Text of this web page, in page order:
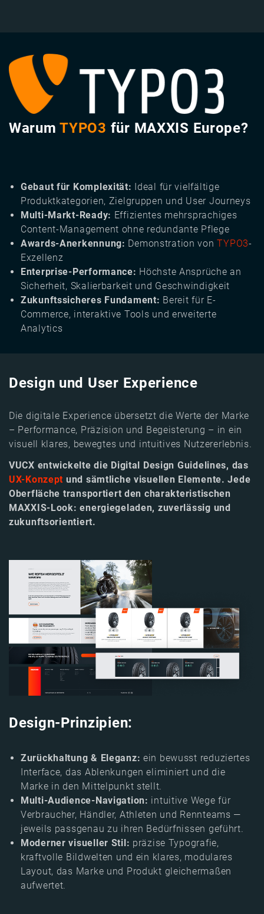
Image
WarumTYPO3 für MAXXIS Europe?
Gebaut für Komplexität: Ideal für vielfältige
Produktkategorien, Zielgruppen und User Journeys
Multi-Markt-Ready: Effizientes mehrsprachiges
Content-Management ohne redundante Pflege
Awards-Anerkennung: Demonstration vonTYPO3-
Exzellenz
Enterprise-Performance: Höchste Ansprüche an
Sicherheit, Skalierbarkeit und Geschwindigkeit
Zukunftssicheres Fundament: Bereit für E-
Commerce, interaktive Tools und erweiterte
Analytics
Design und User Experience
Die digitale Experience übersetzt die Werte der Marke
– Performance, Präzision und Begeisterung – in ein
visuell klares, bewegtes und intuitives Nutzererlebnis.
VUCX entwickelte die Digital Design Guidelines, das
UX-Konzept und sämtliche visuellen Elemente. Jede
Oberfläche transportiert den charakteristischen
MAXXIS-Look: energiegeladen, zuverlässig und
zukunftsorientiert.
Image
Design-Prinzipien:
Zurückhaltung & Eleganz: ein bewusst reduziertes
Interface, das Ablenkungen eliminiert und die
Marke in den Mittelpunkt stellt.
Multi-Audience-Navigation: intuitive Wege für
Verbraucher, Händler, Athleten und Rennteams —
jeweils passgenau zu ihren Bedürfnissen geführt.
Moderner visueller Stil: präzise Typografie,
kraftvolle Bildwelten und ein klares, modulares
Layout, das Marke und Produkt gleichermaßen
aufwertet.